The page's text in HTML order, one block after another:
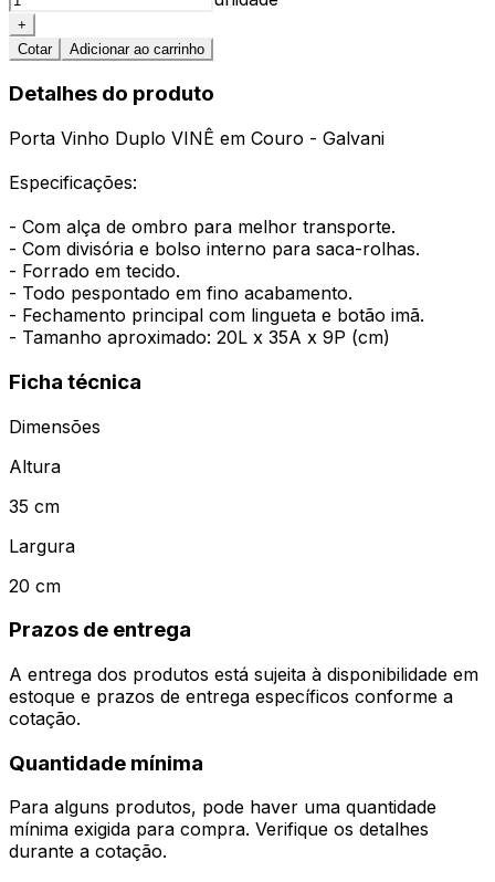
+
Cotar
Adicionar ao carrinho
Detalhes do produto
Porta Vinho Duplo VINÊ em Couro - Galvani
Especificações:
- Com alça de ombro para melhor transporte.
- Com divisória e bolso interno para saca-rolhas.
- Forrado em tecido.
- Todo pespontado em fino acabamento.
- Fechamento principal com lingueta e botão imã.
- Tamanho aproximado: 20L x 35A x 9P (cm)
Ficha técnica
Dimensões
Altura
35 cm
Largura
20 cm
Prazos de entrega
A entrega dos produtos está sujeita à disponibilidade em
estoque e prazos de entrega específicos conforme a
cotação.
Quantidade mínima
Para alguns produtos, pode haver uma quantidade
mínima exigida para compra. Verifique os detalhes
durante a cotação.